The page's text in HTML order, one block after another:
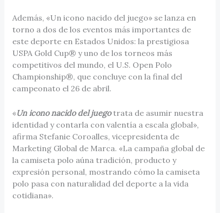
Además, «Un icono nacido del juego» se lanza en
torno a dos de los eventos más importantes de
este deporte en Estados Unidos: la prestigiosa
USPA Gold Cup® y uno de los torneos más
competitivos del mundo, el U.S. Open Polo
Championship®, que concluye con la final del
campeonato el 26 de abril.
«Un icono nacido del juegotrata de asumir nuestra
identidad y contarla con valentía a escala global»,
afirma Stefanie Coroalles, vicepresidenta de
Marketing Global de Marca. «La campaña global de
la camiseta polo aúna tradición, producto y
expresión personal, mostrando cómo la camiseta
polo pasa con naturalidad del deporte a la vida
cotidiana».